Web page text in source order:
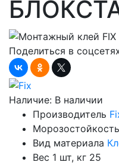
Поделиться в
Наличие: В наличии
Производитель
Морозостойкость
Вид материала
Вес 1 шт, кг 25